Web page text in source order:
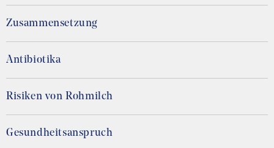
Zusammensetzung
Antibiotika
Risiken von Rohmilch
Gesundheitsanspruch